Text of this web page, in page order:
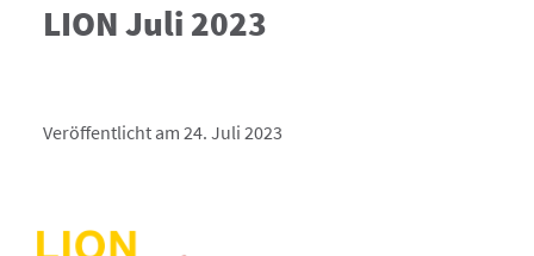
LION Juli 2023
Veröffentlicht am 24. Juli 2023